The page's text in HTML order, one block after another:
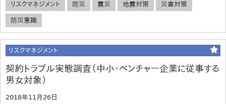
リスクマネジメント 防災 震災 地震対策 災害対策
防災意識
リスクマネジメント
契約トラブル実態調査（中小・ベンチャー企業に従事する
男女対象）
2018年11月26日